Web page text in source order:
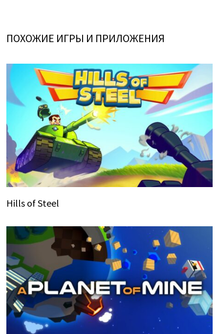
ПОХОЖИЕ ИГРЫ И ПРИЛОЖЕНИЯ
Hills of Steel